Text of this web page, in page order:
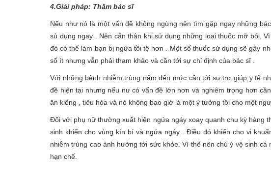
4.Giải pháp: Thăm bác sĩ
Nếu như nó là một vấn đề không ngừng nên tìm gặp ngay những
sủ dụng ngay . Nên cẩn thận khi sử dụng những loại thuốc mỡ bôi.
đó có thể làm bạn bị ngứa tồi tệ hơn . Một số thuốc sử dụng sẽ gây
số ít nhưng vẫn phải tham khảo và cần tới sự chỉ định của bác sĩ .
Với những bệnh nhiễm trùng nấm đến mức cần tới sự trợ giúp y tế
đề hiện tại nhưng nếu nư có vấn đề lớn hơn và nghiêm trọng hơn
ăn kiêng , tiêu hóa và nó không bao giờ là một ý tưởng tồi cho một
Đối với phụ nữ thường xuất hiện ngứa ngáy xoay quanh chu kỳ hàng
sinh khiến cho vùng kín bí và ngứa ngáy . Điều đó khiến cho vi
nhiễm trùng cao ảnh hưởng tới sức khỏe. Vì thế nên chú ý vệ sinh
hạn chế.